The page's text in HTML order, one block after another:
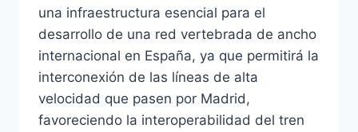
una infraestructura esencial para el
desarrollo de una red vertebrada de ancho
internacional en España, ya que permitirá la
interconexión de las líneas de alta
velocidad que pasen por Madrid,
favoreciendo la interoperabilidad del tren